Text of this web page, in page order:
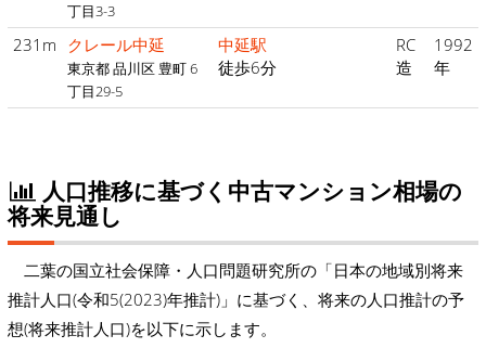
丁目3-3
231m クレール中延
東京都 品川区 豊町 6
丁目29-5
中延駅
徒歩6分
RC
造
1992
年
人口推移に基づく中古マンション相場の
将来見通し
二葉の国立社会保障・人口問題研究所の「日本の地域別将来
推計人口(令和5(2023)年推計)」に基づく、将来の人口推計の予
想(将来推計人口)を以下に示します。